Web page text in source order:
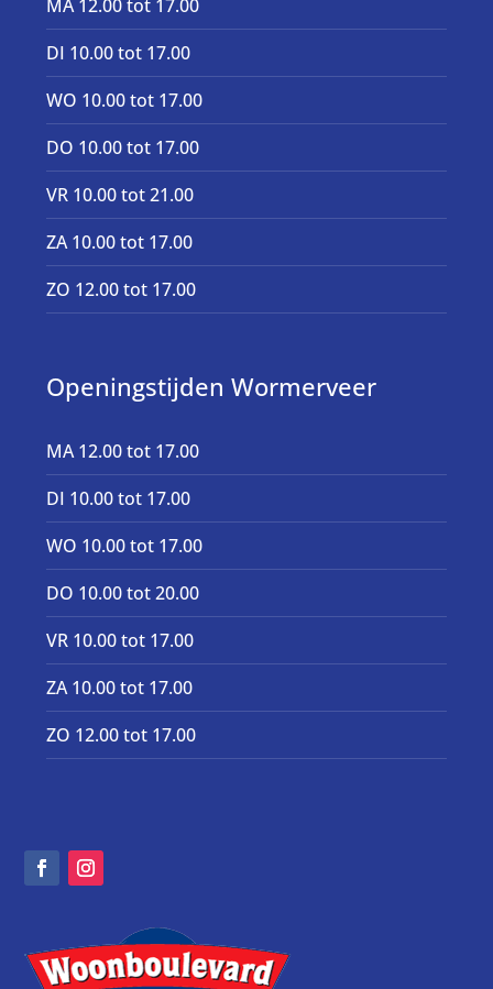
MA 12.00 tot 17.00
DI 10.00 tot 17.00
WO 10.00 tot 17.00
DO 10.00 tot 17.00
VR 10.00 tot 21.00
ZA 10.00 tot 17.00
ZO 12.00 tot 17.00
Openingstijden Wormerveer
MA 12.00 tot 17.00
DI 10.00 tot 17.00
WO 10.00 tot 17.00
DO 10.00 tot 20.00
VR 10.00 tot 17.00
ZA 10.00 tot 17.00
ZO 12.00 tot 17.00